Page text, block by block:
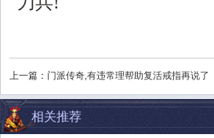
上一篇： 门派传奇,有违常理帮助复活戒指再说了
相关推荐